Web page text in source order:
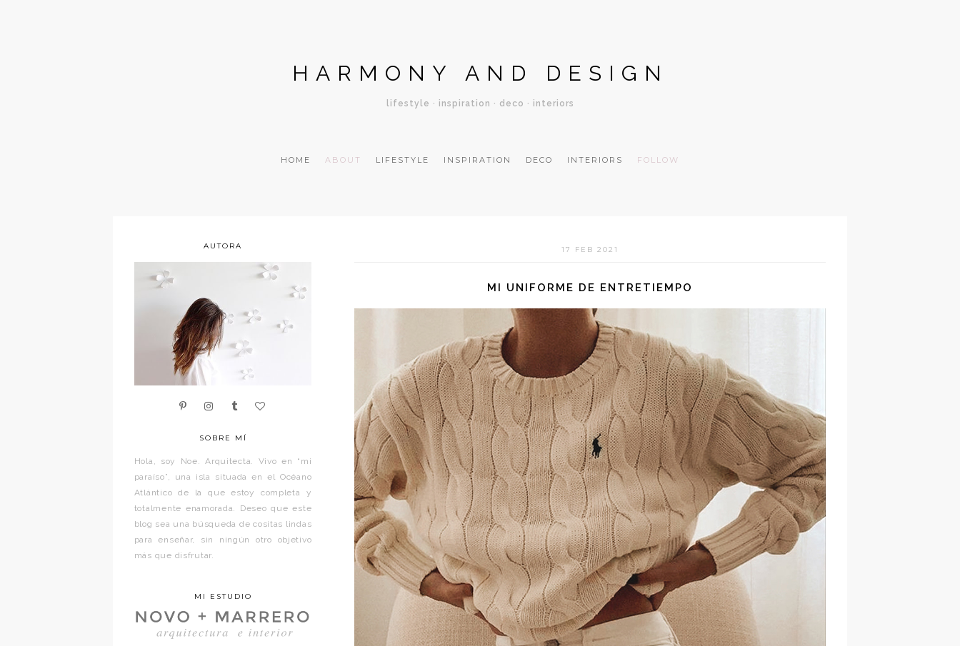
HARMONY AND DESIGN
lifestyle · inspiration · deco · interiors
HOME ABOUT LIFESTYLE INSPIRATION DECO INTERIORS FOLLOW
17 FEB 2021
MI UNIFORME DE ENTRETIEMPO
AUTORA
SOBRE MÍ
Hola, soy Noe. Arquitecta. Vivo en “mi
paraíso”, una isla situada en el Océano
Atlántico de la que estoy completa y
totalmente enamorada. Deseo que este
blog sea una búsqueda de cositas lindas
para enseñar, sin ningún otro objetivo
más que disfrutar.
MI ESTUDIO